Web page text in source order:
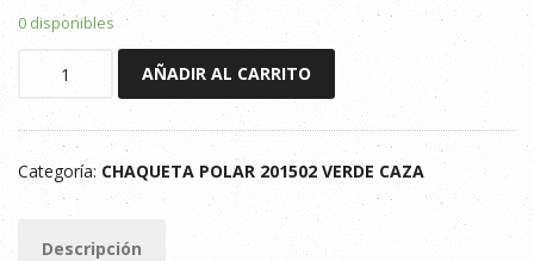
0 disponibles
POLAR
VERDE
CAZA
AÑADIR AL CARRITO
Categoría: CHAQUETA POLAR 201502 VERDE CAZA
Descripción